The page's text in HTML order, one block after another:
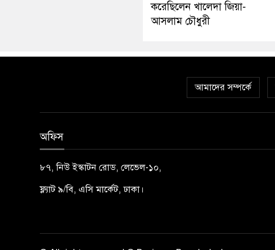
করেছিলেন খালেদা জিয়া-
আসলাম চৌধুরী
আমাদের সম্পর্কে
অফিস
৮৭, নিউ ইস্কাটন রোড, লেভেল-১০,
ফ্ল্যাট ৯/বি, এসি মার্কেট, ঢাকা।